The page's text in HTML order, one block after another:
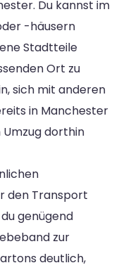
Du kannst im
-häusern
Stadtteile
Ort zu
sich mit anderen
in Manchester
dorthin
den Transport
genügend
zur
deutlich,